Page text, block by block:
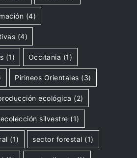
(4)
(4)
(1) Occitania (1)
Pirineos Orientales (3)
ecológica (2)
silvestre (1)
(1) sector forestal (1)